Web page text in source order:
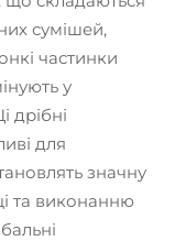
сумішей,
частинки
у
дрібні
для
значну
та виконанню